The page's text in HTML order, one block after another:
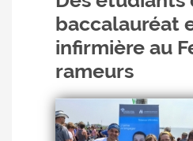
baccalauréat
infirmière au
rameurs